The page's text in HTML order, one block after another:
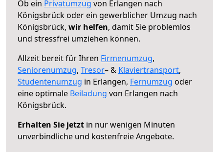
Ob ein Privatumzug von Erlangen nach
Königsbrück oder ein gewerblicher Umzug nach
Königsbrück, wir helfen, damit Sie problemlos
und stressfrei umziehen können.
Allzeit bereit für Ihren Firmenumzug,
Seniorenumzug, Tresor– & Klaviertransport,
Studentenumzug in Erlangen, Fernumzug oder
eine optimale Beiladung von Erlangen nach
Königsbrück.
Erhalten Sie jetzt in nur wenigen Minuten
unverbindliche und kostenfreie Angebote.